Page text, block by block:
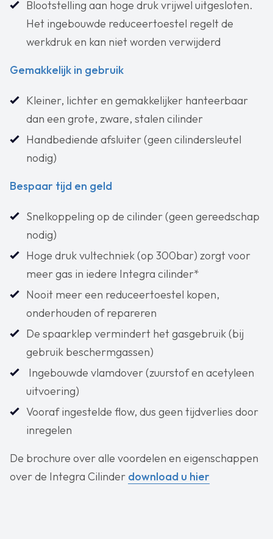
Blootstelling aan hoge druk vrijwel uitgesloten.
Het ingebouwde reduceertoestel regelt de
werkdruk en kan niet worden verwijderd
Gemakkelijk in gebruik
‍Kleiner, lichter en gemakkelijker hanteerbaar
dan een grote, zware, stalen cilinder
Handbediende afsluiter (geen cilindersleutel
nodig)
Bespaar tijd en geld
Snelkoppeling op de cilinder (geen gereedschap
nodig)
‍Hoge druk vultechniek (op 300bar) zorgt voor
meer gas in iedere Integra cilinder*
‍Nooit meer een reduceertoestel kopen,
onderhouden of repareren
‍De spaarklep vermindert het gasgebruik (bij
gebruik beschermgassen)
‍ Ingebouwde vlamdover (zuurstof en acetyleen
uitvoering)
Vooraf ingestelde flow, dus geen tijdverlies door
inregelen
De brochure over alle voordelen en eigenschappen
over de Integra Cilinder download u hier